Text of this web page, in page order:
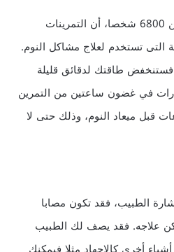
وجد الباحثون في التحليل الذي أجرته جامعة جورجيا عام 2006 لـ 70 دراسة وضم أكثر من 6800 شخصا، أن التمرينات
التى تستخدم لعلاج مشاكل النوم.
أيام فستنخفض طاقتك لدقائق قليلة
في غضون ساعتين من التمرين
قبل ميعاد النوم، وذلك حتى لا
الطبيب، فقد تكون مصابا
علاجه. فقد يصف لك الطبيب